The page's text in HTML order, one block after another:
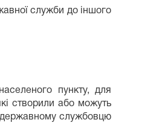
служби до іншого
пункту, для
створили або можуть
державному службовцю